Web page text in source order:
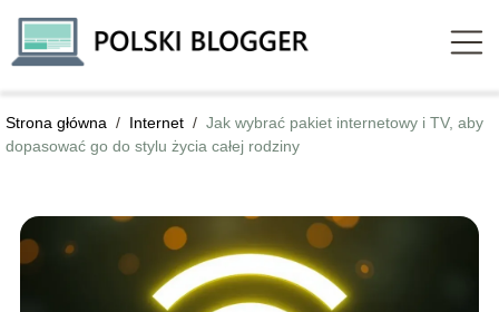
Strona główna / Internet / Jak wybrać pakiet internetowy i TV, aby
dopasować go do stylu życia całej rodziny